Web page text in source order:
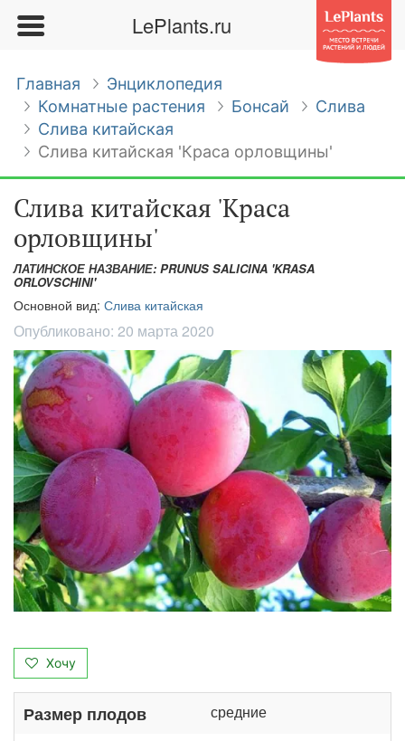
LePlants.ru
Главная
Энциклопедия
Комнатные растения
Бонсай
Слива
Слива китайская
Слива китайская 'Краса орловщины'
Слива китайская 'Краса
орловщины'
ЛАТИНСКОЕ НАЗВАНИЕ: PRUNUS SALICINA 'KRASA
ORLOVSCHINI'
Основной вид: Слива китайская
Опубликовано: 20 марта 2020
Хочу
Размер плодов средние